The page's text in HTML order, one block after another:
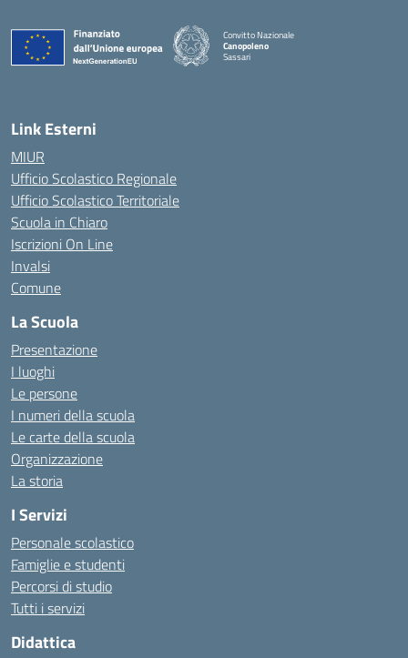
Convitto Nazionale
Canopoleno
Sassari
Link Esterni
MIUR
Ufficio Scolastico Regionale
Ufficio Scolastico Territoriale
Scuola in Chiaro
Iscrizioni On Line
Invalsi
Comune
La Scuola
Presentazione
I luoghi
Le persone
I numeri della scuola
Le carte della scuola
Organizzazione
La storia
I Servizi
Personale scolastico
Famiglie e studenti
Percorsi di studio
Tutti i servizi
Didattica